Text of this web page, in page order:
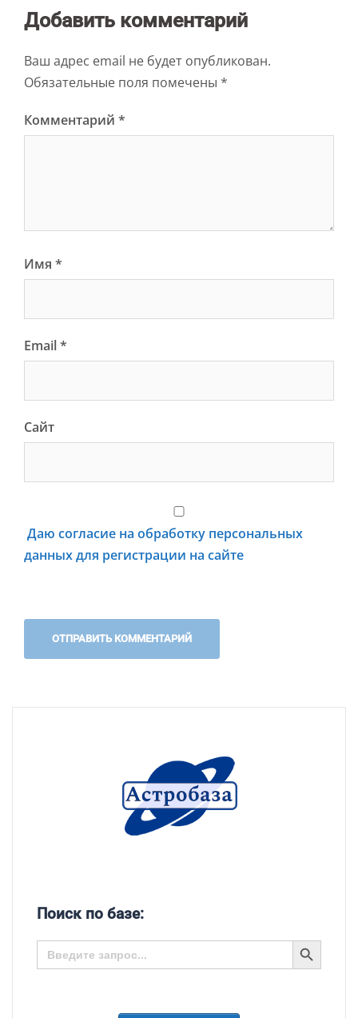
Добавить комментарий
Ваш адрес email не будет опубликован.
Обязательные поля помечены *
Комментарий *
Имя *
Email*
Сайт
Даю согласие на обработку персональных
данных для регистрации на сайте
Поиск по базе:
Search
for:
SEARCH BUTTON